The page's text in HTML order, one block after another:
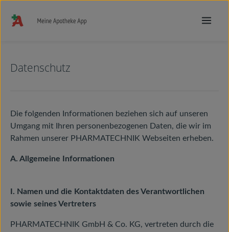
Datenschutz
Die folgenden Informationen beziehen sich auf unseren
Umgang mit Ihren personenbezogenen Daten, die wir im
Rahmen unserer PHARMATECHNIK Webseiten erheben.
A. Allgemeine Informationen
I. Namen und die Kontaktdaten des Verantwortlichen
sowie seines Vertreters
PHARMATECHNIK GmbH & Co. KG, vertreten durch die